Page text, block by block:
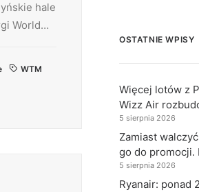
hale
World…
WTM
OSTATNIE WPISY
Więcej lotów z
Wizz Air
5 sierpnia 2026
Zamiast
go do promocji.
5 sierpnia 2026
Ryanair: ponad